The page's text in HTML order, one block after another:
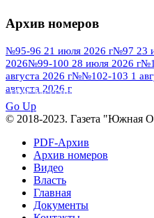
№95 7 августа 2012 г
№95 28 июля
2013 г№96 6 июля
2012 г №96 28 июля 2015
№96+97 30 июля
№97
№97 30 июля 2015
№98 2 августа 2016 г
августа 2013 г
№98+99 11 июля 2017 г
Архив номеров
№95-96 21 июля 2026 г№97 23
2026№99-100 28 июля 2026 г
августа 2026 г№№102-103 1
августа 2026 г
ПОСМОТРЕТЬ ВСЕ
Go Up
© 2018-2023. Газета "Южная
PDF-Архив
Архив номеров
Видео
Власть
Главная
Документы